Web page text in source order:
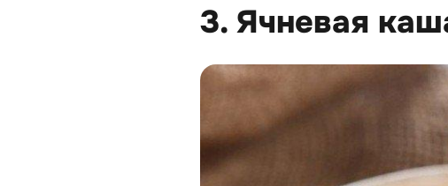
3. Ячневая